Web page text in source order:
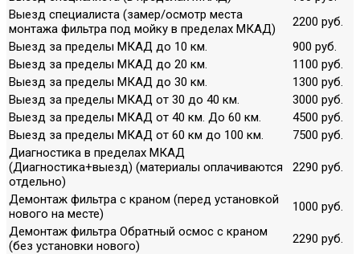
Выезд специалиста (замер/осмотр места
монтажа фильтра под мойку в пределах МКАД)
2200 руб.
Выезд за пределы МКАД до 10 км.
900 руб.
Выезд за пределы МКАД до 20 км.
1100 руб.
Выезд за пределы МКАД до 30 км.
1300 руб.
Выезд за пределы МКАД от 30 до 40 км.
3000 руб.
Выезд за пределы МКАД от 40 км. До 60 км.
4500 руб.
Выезд за пределы МКАД от 60 км до 100 км.
7500 руб.
Диагностика в пределах МКАД
(Диагностика+выезд) (материалы оплачиваются
отдельно)
2290 руб.
Демонтаж фильтра с краном (перед установкой
нового на месте)
1000 руб.
Демонтаж фильтра Обратный осмос с краном
(без установки нового)
2290 руб.